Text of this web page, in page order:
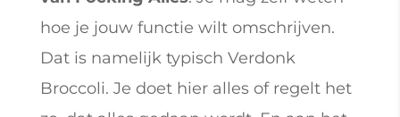
hoe je jouw functie wilt omschrijven.
Dat is namelijk typisch Verdonk
Broccoli. Je doet hier alles of regelt het